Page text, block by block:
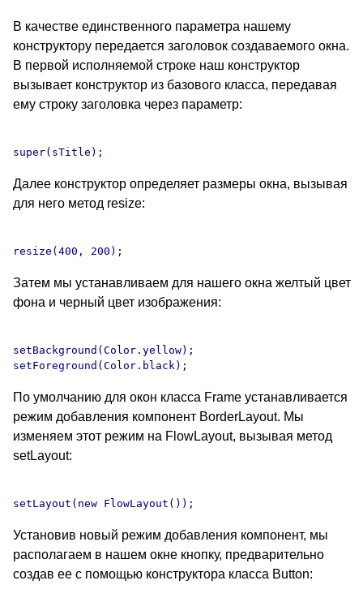
В качестве единственного параметра нашему
конструктору передается заголовок создаваемого окна.
В первой исполняемой строке наш конструктор
вызывает конструктор из базового класса, передавая
ему строку заголовка через параметр:
Далее конструктор определяет размеры окна, вызывая
для него метод resize:
Затем мы устанавливаем для нашего окна желтый цвет
фона и черный цвет изображения:
setBackground(Color.yellow);
По умолчанию для окон класса Frame устанавливается
режим добавления компонент BorderLayout. Мы
изменяем этот режим на FlowLayout, вызывая метод
setLayout:
Установив новый режим добавления компонент, мы
располагаем в нашем окне кнопку, предварительно
создав ее с помощью конструктора класса Button: